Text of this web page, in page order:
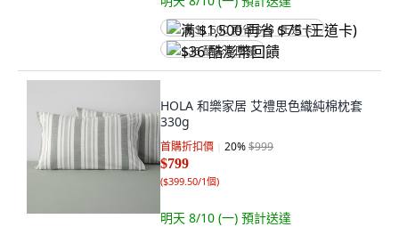
满 $1,500 再省 $75 (王道卡)
$36 酷澎幣回饋
HOLA 和樂家居 艾禮思色織純棉枕套
330g
首購折扣價 20%$999
$799
($399.50/1個)
明天 8/10 (一) 預計送達